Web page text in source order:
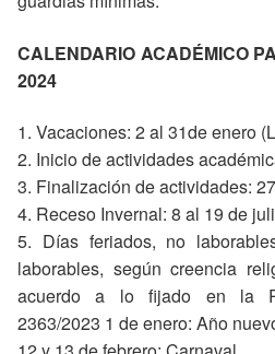
CALENDARIO ACADÉMICO
2024
1. Vacaciones: 2 al 31de enero
2. Inicio de actividades
3. Finalización de actividades:
4. Receso Invernal: 8 al 19 de
5. Días feriados, no
laborables, según creencia
acuerdo a lo fijado en la
2363/2023 1 de enero: Año